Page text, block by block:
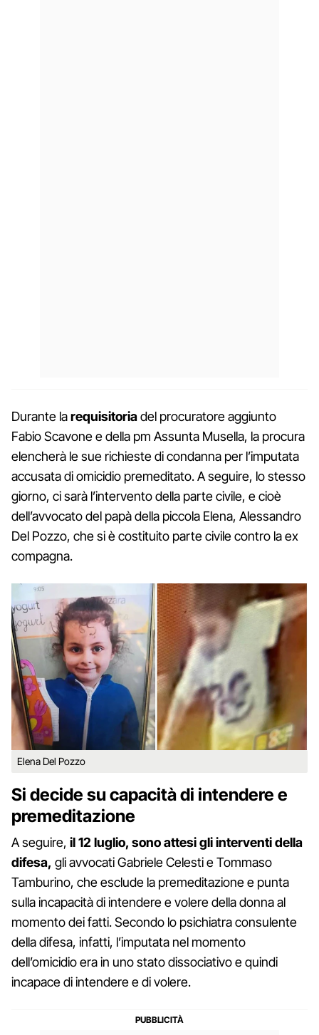
Durante larequisitoriadel procuratore aggiunto
Fabio Scavone e della pm Assunta Musella, la procura
elencherà le sue richieste di condanna per l’imputata
accusata di omicidio premeditato. A seguire, lo stesso
giorno, ci sarà l’intervento della parte civile, e cioè
dell’avvocato del papà della piccola Elena, Alessandro
Del Pozzo, che si è costituito parte civile contro la ex
compagna.
Elena Del Pozzo
Si decide su capacità di intendere e
premeditazione
A seguire, il 12 luglio, sono attesi gli interventi della
difesa, gli avvocati Gabriele Celesti e Tommaso
Tamburino, che esclude la premeditazione e punta
sulla incapacità di intendere e volere della donna al
momento dei fatti. Secondo lo psichiatra consulente
della difesa, infatti, l’imputata nel momento
dell’omicidio era in uno stato dissociativo e quindi
incapace di intendere e di volere.